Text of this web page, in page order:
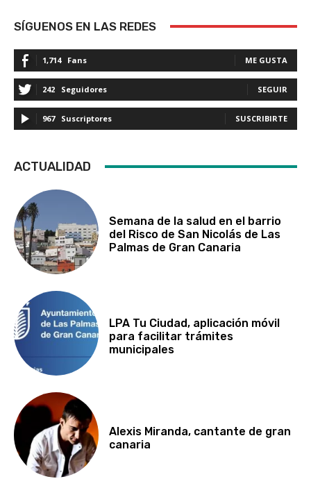
SÍGUENOS EN LAS REDES
1,714 Fans ME GUSTA
242 Seguidores SEGUIR
967 Suscriptores SUSCRIBIRTE
ACTUALIDAD
Semana de la salud en el barrio
del Risco de San Nicolás de Las
Palmas de Gran Canaria
LPA Tu Ciudad, aplicación móvil
para facilitar trámites
municipales
Alexis Miranda, cantante de gran
canaria